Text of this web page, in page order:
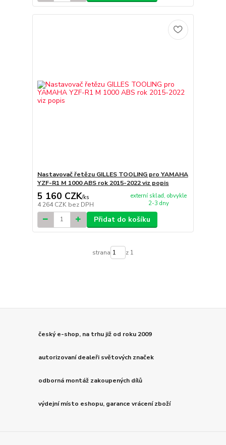
Nastavovač řetězu GILLES TOOLING pro YAMAHA
YZF-R1 M 1000 ABS rok 2015-2022 viz popis
5 160 CZK/ks
4 264 CZK bez DPH
externí sklad, obvykle
2-3 dny
Přidat do košíku
strana z 1
český e-shop, na trhu již od roku 2009
autorizovaní dealeři světových značek
odborná montáž zakoupených dílů
výdejní místo eshopu, garance vrácení zboží